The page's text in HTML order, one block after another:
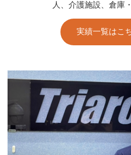
人、介護施設、倉庫
実績一覧はこ